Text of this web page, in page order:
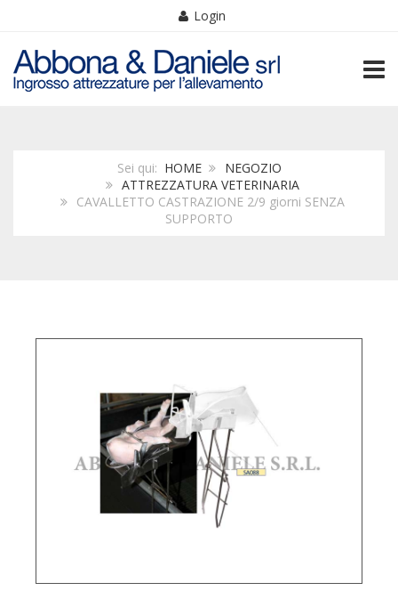
Login
Sei qui: HOME
NEGOZIO
ATTREZZATURA VETERINARIA
CAVALLETTO CASTRAZIONE 2/9 giorni SENZA
SUPPORTO